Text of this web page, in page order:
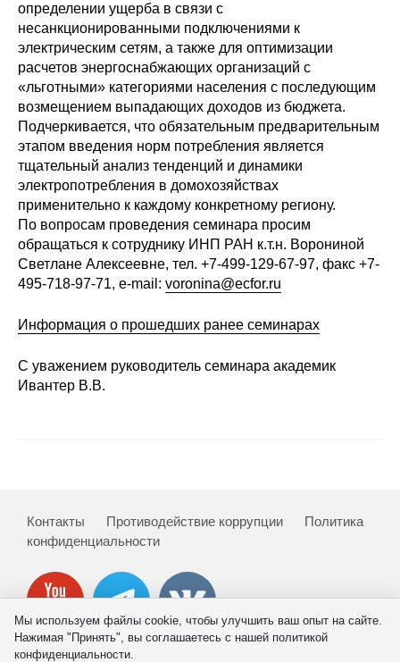
Стандарты оформления
Научные труды
О журнале
Редакционная этика
Информация для авторов
Общие требования
Энергетический семинар
Отрасли и регионы
Inforum
Ученый совет
Материалы
определении ущерба в связи с
несанкционированными подключениями к
электрическим сетям, а также для оптимизации
расчетов энергоснабжающих организаций с
«льготными» категориями населения с последующим
возмещением выпадающих доходов из бюджета.
Подчеркивается, что обязательным предварительным
этапом введения норм потребления является
тщательный анализ тенденций и динамики
электропотребления в домохозяйствах
применительно к каждому конкретному региону.
По вопросам проведения семинара просим
обращаться к сотруднику ИНП РАН к.т.н. Ворониной
Светлане Алексеевне, тел. +7-499-129-67-97, факс +7-
495-718-97-71, e-mail: voronina@ecfor.ru
Информация о прошедших ранее семинарах
С уважением руководитель семинара академик
Ивантер В.В.
Контакты Противодействие коррупции
Политика
конфиденциальности
Мы используем файлы cookie, чтобы улучшить ваш опыт на сайте.
Нажимая "Принять", вы соглашаетесь с нашей политикой
конфиденциальности.